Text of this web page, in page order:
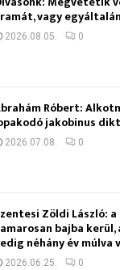
vagy egyáltalán
2026.08.05. 0
Róbert:
jakobinus
2026.07.08. 0
Zöldi László:
bajba kerül,
néhány év
2026.06.25. 0